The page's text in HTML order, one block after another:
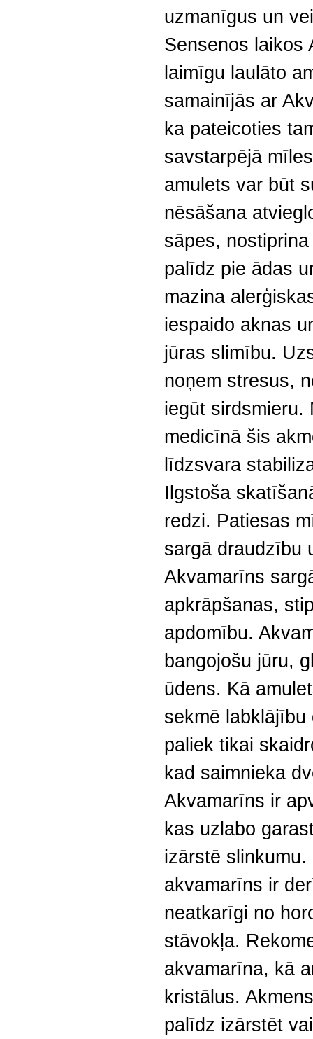
uzmanīgus un
Sensenos laikos
laimīgu laulāto
samainījās ar
ka pateicoties
savstarpējā
amulets var būt
nēsāšana
sāpes,
palīdz pie ādas
mazina
iespaido aknas
jūras slimību.
noņem stresus,
iegūt sirdsmieru.
medicīnā šis
līdzsvara
Ilgstoša
redzi. Patiesas
sargā draudzību
Akvamarīns
apkrāpšanas,
apdomību.
bangojošu jūru,
ūdens. Kā
sekmē
paliek tikai
kad saimnieka
Akvamarīns ir
kas uzlabo
izārstē
akvamarīns ir
neatkarīgi no
stāvokļa.
akvamarīna, kā
kristālus.
palīdz izārstēt